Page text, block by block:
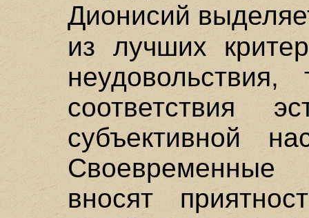
Дионисий
из лучших
соответствия
субъективной
Своевременные
вносят